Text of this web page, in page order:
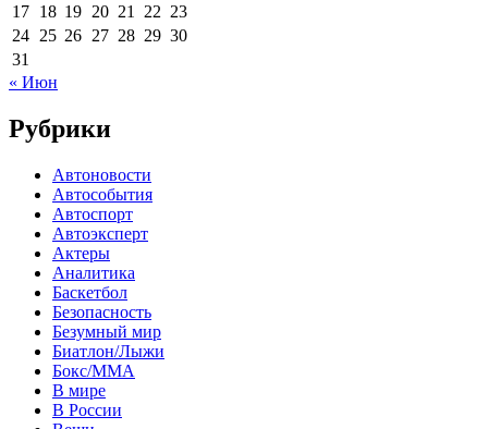
17 18 19 20 21 22 23
24 25 26 27 28 29 30
31
« Июн
Рубрики
Автоновости
Автособытия
Автоспорт
Автоэксперт
Актеры
Аналитика
Баскетбол
Безопасность
Безумный мир
Биатлон/Лыжи
Бокс/MMA
В мире
В России